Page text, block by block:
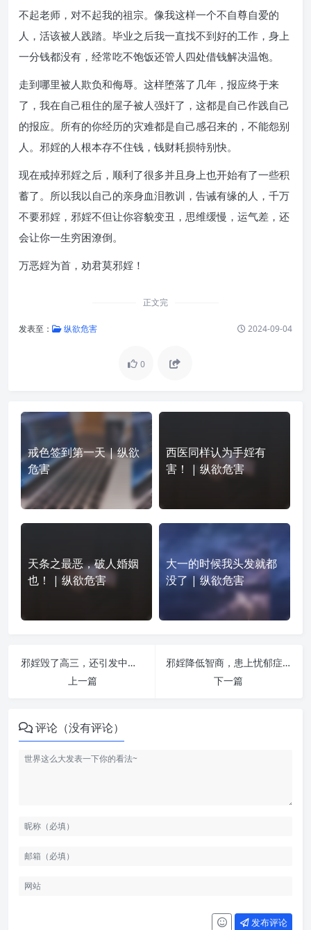
不起老师，对不起我的祖宗。像我这样一个不自尊自爱的
人，活该被人践踏。毕业之后我一直找不到好的工作，身上
一分钱都没有，经常吃不饱饭还管人四处借钱解决温饱。
走到哪里被人欺负和侮辱。这样堕落了几年，报应终于来
了，我在自己租住的屋子被人强奸了，这都是自己作践自己
的报应。所有的你经历的灾难都是自己感召来的，不能怨别
人。邪婬的人根本存不住钱，钱财耗损特别快。
现在戒掉邪婬之后，顺利了很多并且身上也开始有了一些积
蓄了。所以我以自己的亲身血泪教训，告诫有缘的人，千万
不要邪婬，邪婬不但让你容貌变丑，思维缓慢，运气差，还
会让你一生穷困潦倒。
万恶婬为首，劝君莫邪婬！
正文完
发表至： 纵欲危害 2024-09-04
0
戒色签到第一天 | 纵欲
危害
西医同样认为手婬有
害！ | 纵欲危害
天条之最恶，破人婚姻
也！ | 纵欲危害
大一的时候我头发就都
没了 | 纵欲危害
邪婬毁了高三，还引发中度抑郁 | 纵欲危害
上一篇
邪婬降低智商，患上忧郁症 | 纵欲危害
下一篇
评论（没有评论）
发布评论